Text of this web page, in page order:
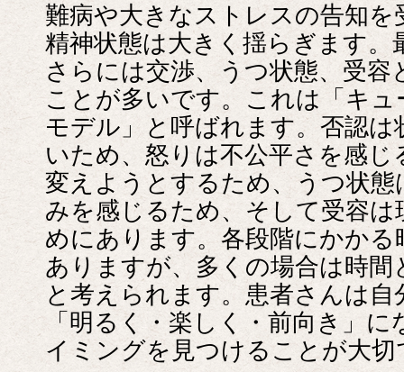
難病や大きなストレスの告知
精神状態は大きく揺らぎます。
さらには交渉、うつ状態、受
ことが多いです。これは「キ
モデル」と呼ばれます。否認
いため、怒りは不公平さを感
変えようとするため、うつ状
みを感じるため、そして受容
めにあります。各段階にかか
ありますが、多くの場合は時
と考えられます。患者さんは
「明るく・楽しく・前向き」
イミングを見つけることが大切